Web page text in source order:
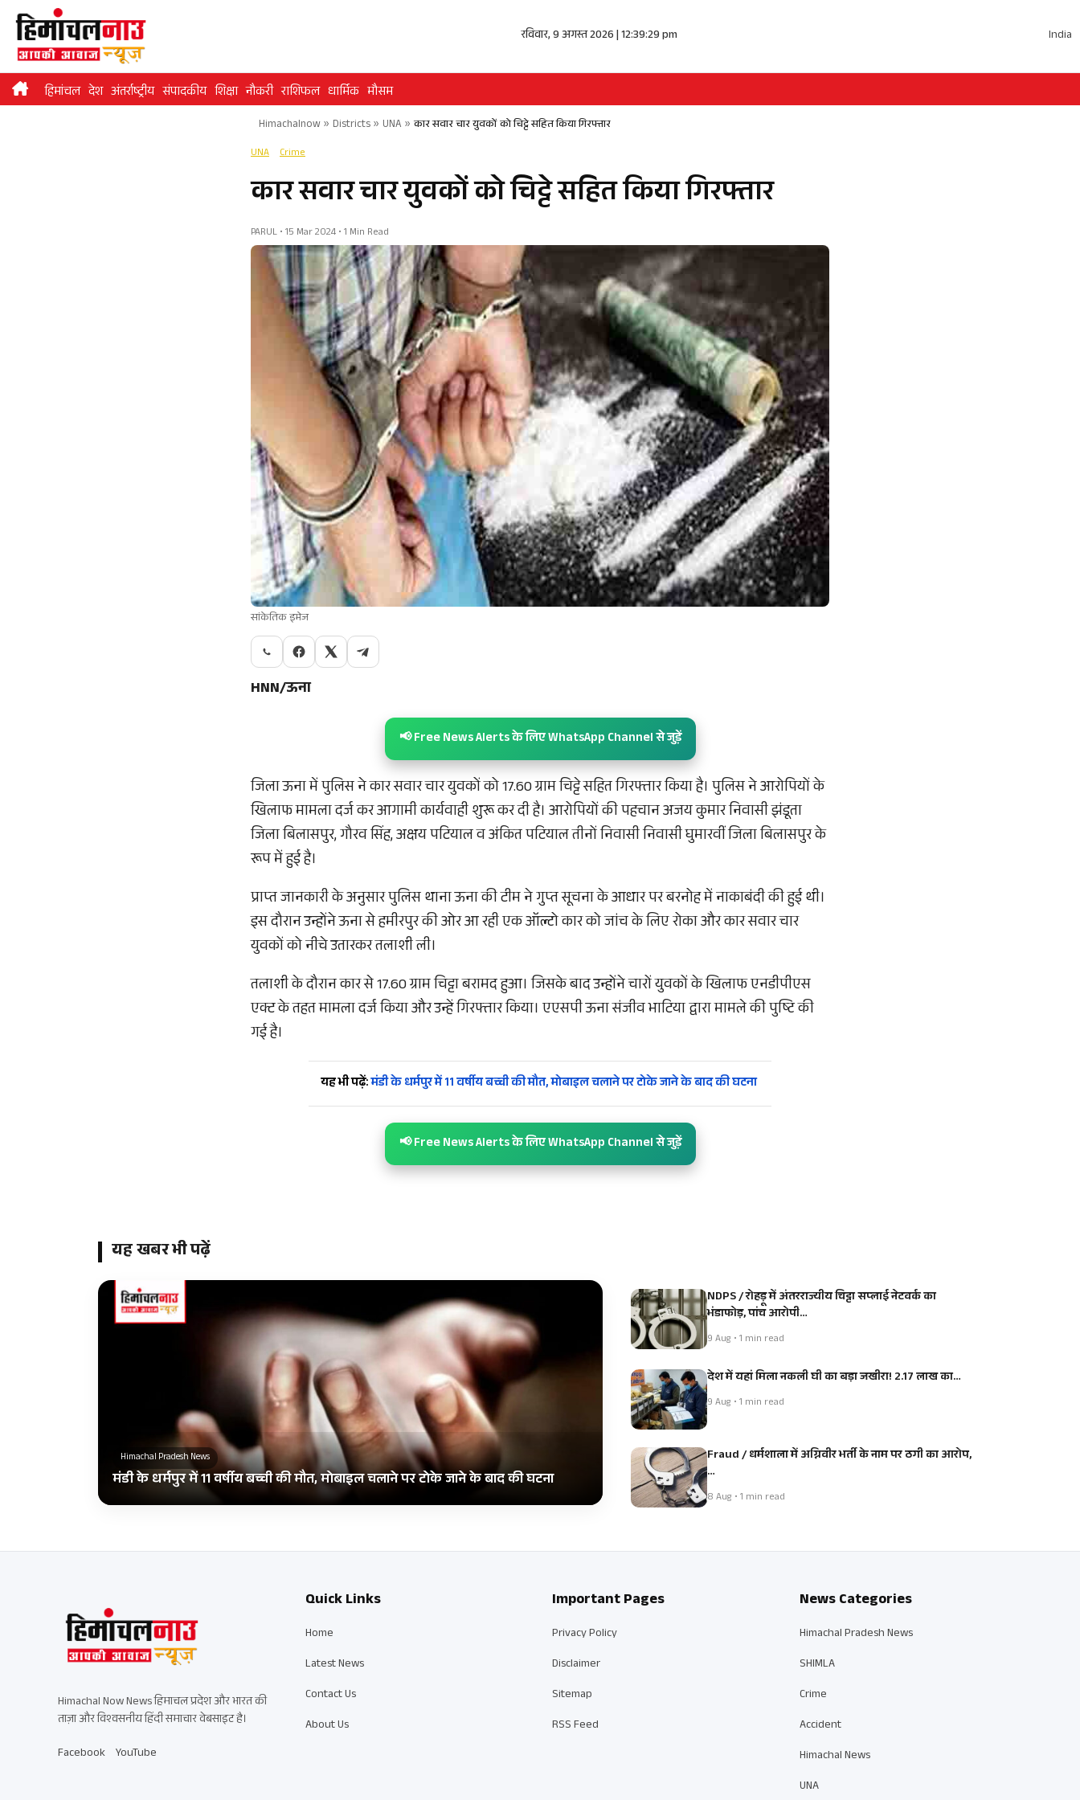
Skip
content
रविवार, 9 अगस्त 2026 | 12:39:29 pm India
हिमांचल देश अंतर्राष्ट्रीय संपादकीय शिक्षा नौकरी राशिफल धार्मिक मौसम
Himachalnow» Districts» UNA » कार सवार चार युवकों को चिट्टे सहित किया गिरफ्तार
UNA Crime
कार सवार चार युवकों को चिट्टे सहित किया गिरफ्तार
PARUL • 15 Mar 2024 • 1 Min Read
सांकेतिक इमेज
HNN/ऊना
📢 Free News Alerts के लिए WhatsApp Channel से जुड़ें
जिला ऊना में पुलिस ने कार सवार चार युवकों को 17.60 ग्राम चिट्टे सहित गिरफ्तार किया है। पुलिस ने आरोपियों के
खिलाफ मामला दर्ज कर आगामी कार्यवाही शुरू कर दी है। आरोपियों की पहचान अजय कुमार निवासी झंडूता
जिला बिलासपुर, गौरव सिंह, अक्षय पटियाल व अंकित पटियाल तीनों निवासी निवासी घुमारवीं जिला बिलासपुर के
रूप में हुई है।
प्राप्त जानकारी के अनुसार पुलिस थाना ऊना की टीम ने गुप्त सूचना के आधार पर बरनोह में नाकाबंदी की हुई थी।
इस दौरान उन्होंने ऊना से हमीरपुर की ओर आ रही एक ऑल्टो कार को जांच के लिए रोका और कार सवार चार
युवकों को नीचे उतारकर तलाशी ली।
तलाशी के दौरान कार से 17.60 ग्राम चिट्टा बरामद हुआ। जिसके बाद उन्होंने चारों युवकों के खिलाफ एनडीपीएस
एक्ट के तहत मामला दर्ज किया और उन्हें गिरफ्तार किया। एएसपी ऊना संजीव भाटिया द्वारा मामले की पुष्टि की
गई है।
यह भी पढ़ें:मंडी के धर्मपुर में 11 वर्षीय बच्ची की मौत, मोबाइल चलाने पर टोके जाने के बाद की घटना
📢 Free News Alerts के लिए WhatsApp Channel से जुड़ें
यह खबर भी पढ़ें
Himachal Pradesh News
मंडी के धर्मपुर में 11 वर्षीय बच्ची की मौत, मोबाइल चलाने पर टोके जाने के बाद की घटना
NDPS / रोहड़ू में अंतरराज्यीय चिट्टा सप्लाई नेटवर्क का
भंडाफोड़, पांच आरोपी…
9 Aug • 1 min read
देश में यहां मिला नकली घी का बड़ा जखीरा! 2.17 लाख का…
9 Aug • 1 min read
Fraud / धर्मशाला में अग्निवीर भर्ती के नाम पर ठगी का आरोप,
…
8 Aug • 1 min read
Himachal Now News हिमाचल प्रदेश और भारत की
ताज़ा और विश्वसनीय हिंदी समाचार वेबसाइट है।
Facebook YouTube
Quick Links
Home
Latest News
Contact Us
About Us
Important Pages
Privacy Policy
Disclaimer
Sitemap
RSS Feed
News Categories
Himachal Pradesh News
SHIMLA
Crime
Accident
Himachal News
UNA